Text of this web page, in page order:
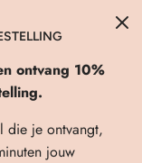
ontvang 10%
die je ontvangt,
jouw